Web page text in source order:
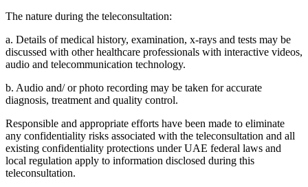
The nature during the teleconsultation:
a. Details of medical history, examination, x-rays and tests may be
discussed with other healthcare professionals with interactive videos,
audio and telecommunication technology.
b. Audio and/ or photo recording may be taken for accurate
diagnosis, treatment and quality control.
Responsible and appropriate efforts have been made to eliminate
any confidentiality risks associated with the teleconsultation and all
existing confidentiality protections under UAE federal laws and
local regulation apply to information disclosed during this
teleconsultation.